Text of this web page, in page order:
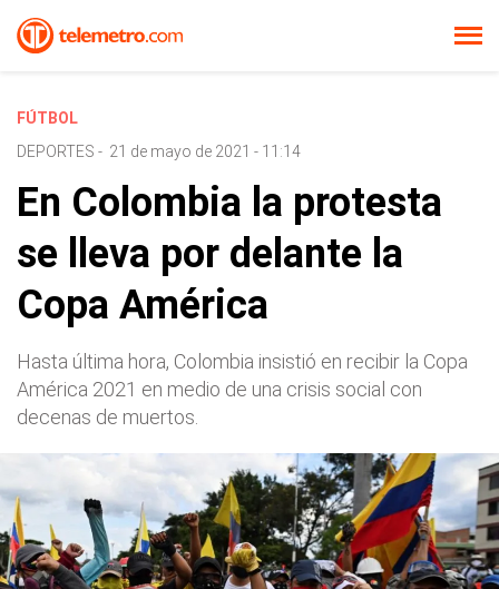
FÚTBOL
DEPORTES - 21 de mayo de 2021 - 11:14
En Colombia la protesta
se lleva por delante la
Copa América
Hasta última hora, Colombia insistió en recibir la Copa
América 2021 en medio de una crisis social con
decenas de muertos.